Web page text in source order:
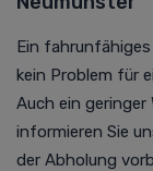
Ein
kein Problem für
Auch ein
informieren Sie
der Abholung